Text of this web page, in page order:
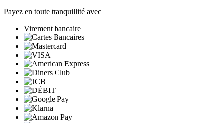
Payez en toute tranquillité avec
Virement bancaire